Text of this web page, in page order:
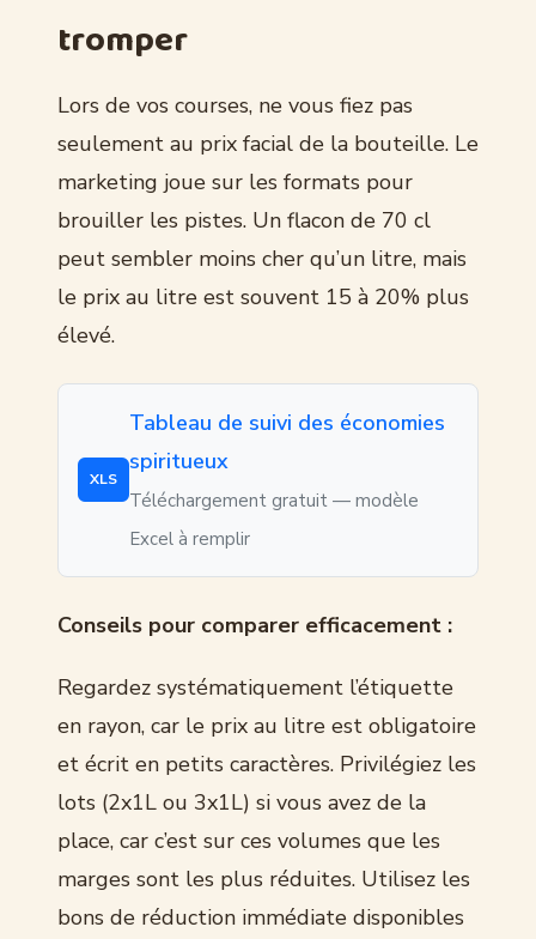
tromper
Lors de vos courses, ne vous fiez pas
seulement au prix facial de la bouteille. Le
marketing joue sur les formats pour
brouiller les pistes. Un flacon de 70 cl
peut sembler moins cher qu’un litre, mais
le prix au litre est souvent 15 à 20% plus
élevé.
XLS
Tableau de suivi des économies
spiritueux
Téléchargement gratuit — modèle
Excel à remplir
Conseils pour comparer efficacement :
Regardez systématiquement l’étiquette
en rayon, car le prix au litre est obligatoire
et écrit en petits caractères. Privilégiez les
lots (2x1L ou 3x1L) si vous avez de la
place, car c’est sur ces volumes que les
marges sont les plus réduites. Utilisez les
bons de réduction immédiate disponibles